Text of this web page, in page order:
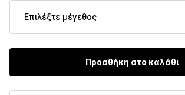
Επιλέξτε μέγεθος
Προσθήκη στο καλάθι